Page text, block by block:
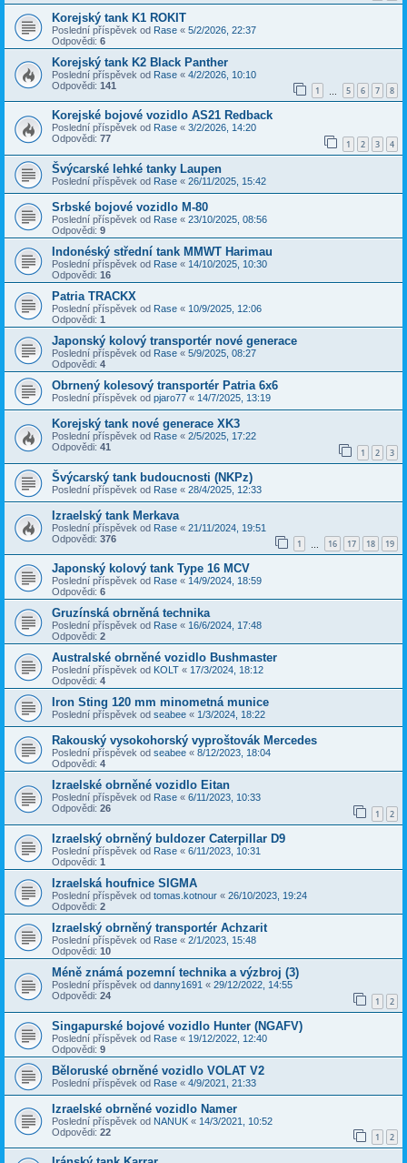
Korejský tank K1 ROKIT
Poslední příspěvek od Rase « 5/2/2026, 22:37
Odpovědi: 6
Korejský tank K2 Black Panther
Poslední příspěvek od Rase « 4/2/2026, 10:10
Odpovědi: 141 1 5 6 7 8
Korejské bojové vozidlo AS21 Redback
Poslední příspěvek od Rase « 3/2/2026, 14:20
Odpovědi: 77 1 2 3 4
Švýcarské lehké tanky Laupen
Poslední příspěvek od Rase « 26/11/2025, 15:42
Srbské bojové vozidlo M-80
Poslední příspěvek od Rase « 23/10/2025, 08:56
Odpovědi: 9
Indonéský střední tank MMWT Harimau
Poslední příspěvek od Rase « 14/10/2025, 10:30
Odpovědi: 16
Patria TRACKX
Poslední příspěvek od Rase « 10/9/2025, 12:06
Odpovědi: 1
Japonský kolový transportér nové generace
Poslední příspěvek od Rase « 5/9/2025, 08:27
Odpovědi: 4
Obrnený kolesový transportér Patria 6x6
Poslední příspěvek od pjaro77 « 14/7/2025, 13:19
Korejský tank nové generace XK3
Poslední příspěvek od Rase « 2/5/2025, 17:22
Odpovědi: 41 1 2 3
Švýcarský tank budoucnosti (NKPz)
Poslední příspěvek od Rase « 28/4/2025, 12:33
Izraelský tank Merkava
Poslední příspěvek od Rase « 21/11/2024, 19:51
Odpovědi: 376 1 16 17 18 19
Japonský kolový tank Type 16 MCV
Poslední příspěvek od Rase « 14/9/2024, 18:59
Odpovědi: 6
Gruzínská obrněná technika
Poslední příspěvek od Rase « 16/6/2024, 17:48
Odpovědi: 2
Australské obrněné vozidlo Bushmaster
Poslední příspěvek od KOLT « 17/3/2024, 18:12
Odpovědi: 4
Iron Sting 120 mm minometná munice
Poslední příspěvek od seabee « 1/3/2024, 18:22
Rakouský vysokohorský vyproštovák Mercedes
Poslední příspěvek od seabee « 8/12/2023, 18:04
Odpovědi: 4
Izraelské obrněné vozidlo Eitan
Poslední příspěvek od Rase « 6/11/2023, 10:33
Odpovědi: 26 1 2
Izraelský obrněný buldozer Caterpillar D9
Poslední příspěvek od Rase « 6/11/2023, 10:31
Odpovědi: 1
Izraelská houfnice SIGMA
Poslední příspěvek od tomas.kotnour « 26/10/2023, 19:24
Odpovědi: 2
Izraelský obrněný transportér Achzarit
Poslední příspěvek od Rase « 2/1/2023, 15:48
Odpovědi: 10
Méně známá pozemní technika a výzbroj (3)
Poslední příspěvek od danny1691 « 29/12/2022, 14:55
Odpovědi: 24 1 2
Singapurské bojové vozidlo Hunter (NGAFV)
Poslední příspěvek od Rase « 19/12/2022, 12:40
Odpovědi: 9
Běloruské obrněné vozidlo VOLAT V2
Poslední příspěvek od Rase « 4/9/2021, 21:33
Izraelské obrněné vozidlo Namer
Poslední příspěvek od NANUK « 14/3/2021, 10:52
Odpovědi: 22 1 2